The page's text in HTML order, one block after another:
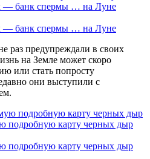
— банк спермы … на Луне
— банк спермы … на Луне
раз предупреждали в своих
на Земле может скоро
или стать попросту
они выступили с
подробную карту черных дыр
подробную карту черных дыр